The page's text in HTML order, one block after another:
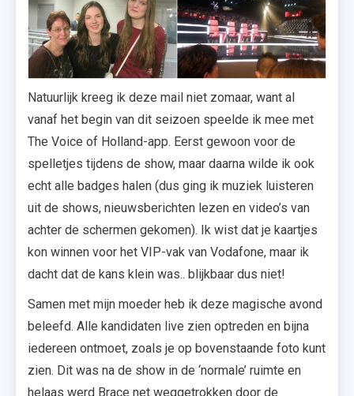
Natuurlijk kreeg ik deze mail niet zomaar, want al
vanaf het begin van dit seizoen speelde ik mee met
The Voice of Holland-app. Eerst gewoon voor de
spelletjes tijdens de show, maar daarna wilde ik ook
echt alle badges halen (dus ging ik muziek luisteren
uit de shows, nieuwsberichten lezen en video’s van
achter de schermen gekomen). Ik wist dat je kaartjes
kon winnen voor het VIP-vak van Vodafone, maar ik
dacht dat de kans klein was.. blijkbaar dus niet!
Samen met mijn moeder heb ik deze magische avond
beleefd. Alle kandidaten live zien optreden en bijna
iedereen ontmoet, zoals je op bovenstaande foto kunt
zien. Dit was na de show in de ‘normale’ ruimte en
helaas werd Brace net weggetrokken door de